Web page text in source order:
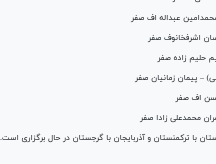
با ترکمنستان و آذربایجان با گرجستان در حال برگزاری است.